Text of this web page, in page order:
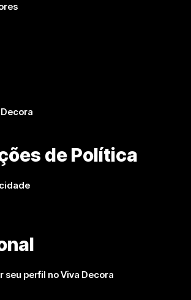
de Política
seu perfil no Viva Decora